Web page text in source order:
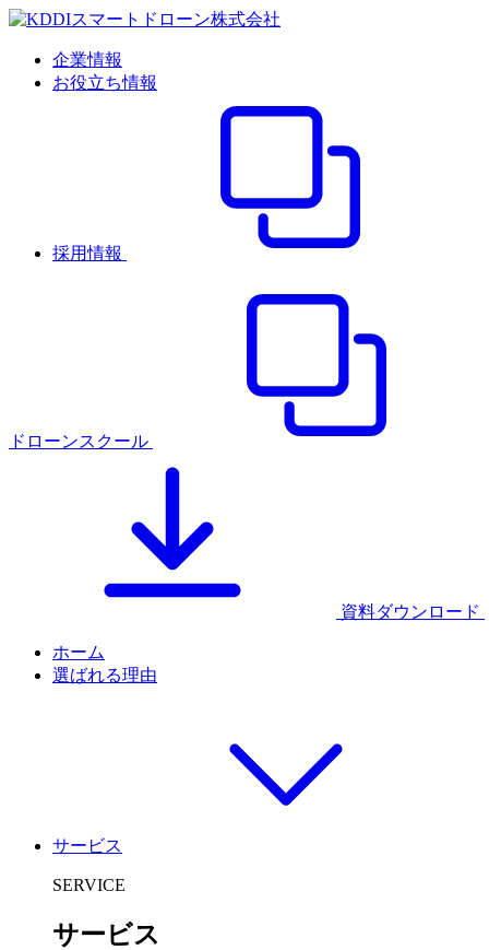
企業情報
お役立ち情報
採用情報
ドローンスクール
資料ダウンロード
ホーム
選ばれる理由
サービス
SERVICE
サービス